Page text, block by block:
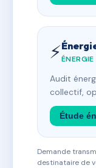
⚡ÉNERGIE
Audit
collectif,
Étude
Demande
destinataire de